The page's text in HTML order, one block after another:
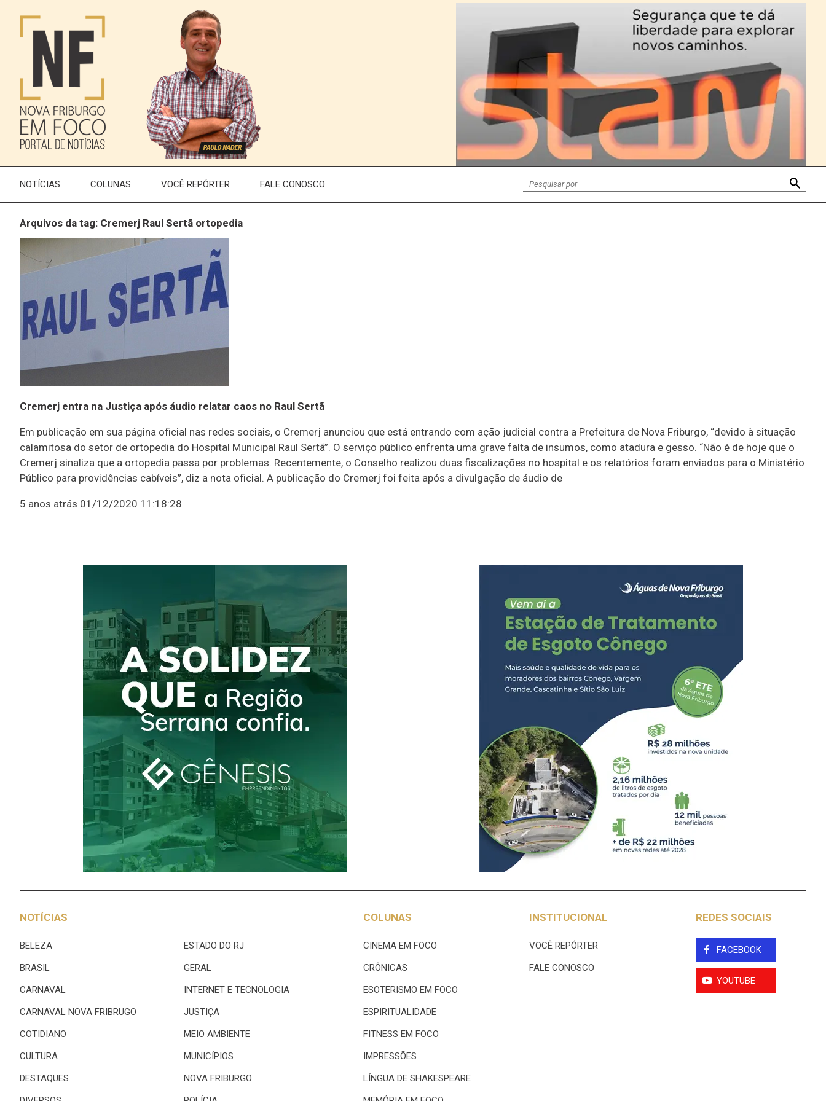
NOTÍCIAS COLUNAS VOCÊ REPÓRTER FALE CONOSCO
Arquivos da tag: Cremerj Raul Sertã ortopedia
Cremerj entra na Justiça após áudio relatar caos no Raul Sertã
Em publicação em sua página oficial nas redes sociais, o Cremerj anunciou que está entrando com ação judicial contra a Prefeitura de Nova Friburgo, “devido à situação
calamitosa do setor de ortopedia do Hospital Municipal Raul Sertã”. O serviço público enfrenta uma grave falta de insumos, como atadura e gesso. “Não é de hoje que o
Cremerj sinaliza que a ortopedia passa por problemas. Recentemente, o Conselho realizou duas fiscalizações no hospital e os relatórios foram enviados para o Ministério
Público para providências cabíveis”, diz a nota oficial. A publicação do Cremerj foi feita após a divulgação de áudio de
5 anos atrás 01/12/2020 11:18:28
NOTÍCIAS
BELEZA
BRASIL
CARNAVAL
CARNAVAL NOVA FRIBRUGO
COTIDIANO
CULTURA
DESTAQUES
ESTADO DO RJ
GERAL
INTERNET E TECNOLOGIA
JUSTIÇA
MEIO AMBIENTE
MUNICÍPIOS
NOVA FRIBURGO
COLUNAS
CINEMA EM FOCO
CRÔNICAS
ESOTERISMO EM FOCO
ESPIRITUALIDADE
FITNESS EM FOCO
IMPRESSÕES
LÍNGUA DE SHAKESPEARE
INSTITUCIONAL
VOCÊ REPÓRTER
FALE CONOSCO
REDES SOCIAIS
FACEBOOK
YOUTUBE